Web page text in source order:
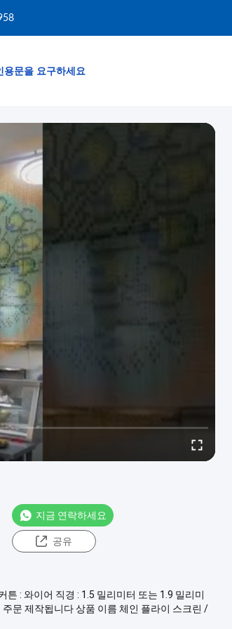
용문을 요구하세요
지금 연락하세요
공유
: 와이어 직경 : 1.5 밀리미터 또는 1.9 밀리미
문 제작됩니다 상품 이름 체인 플라이 스크린 /